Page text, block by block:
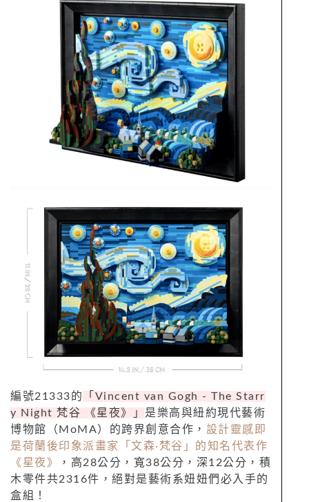
編號21333 的 「 Vincent van Gogh - The Starr
y Night 梵谷 《星夜》」 是樂高與紐約現代藝術
博物館（ MoMA）的跨界創意合作， 設計靈感即
是荷蘭後印象派畫家「文森·梵谷」的知名代表作
《星夜》
，高28公分，寬38公分，深12公分，積
木零件共2316件，絕對是藝術系妞妞們必入手的
盒組！